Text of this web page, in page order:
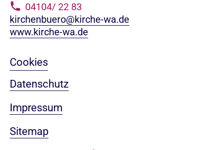
04104/ 22 83
kirchenbuero@kirche-wa.de
www.kirche-wa.de
Cookies
Datenschutz
Impressum
Sitemap